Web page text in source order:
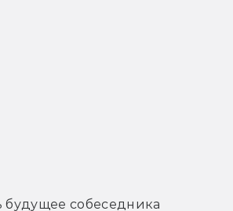
собеседника